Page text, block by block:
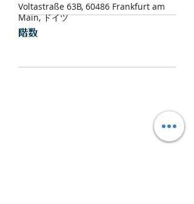
​階数
Voltastraße 63B, 60486 Frankfurt am
Main, ドイツ